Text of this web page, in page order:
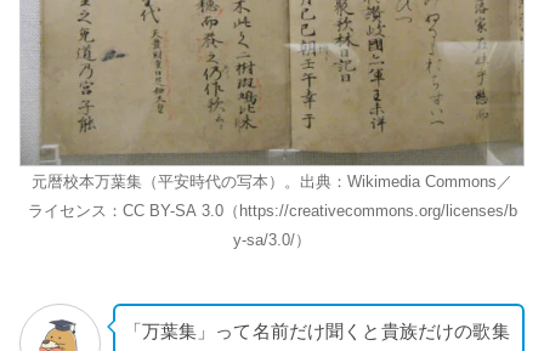
元暦校本万葉集（平安時代の写本）。出典：Wikimedia Commons／
ライセンス：CC BY-SA 3.0（https://creativecommons.org/licenses/b
y-sa/3.0/）
「万葉集」って名前だけ聞くと貴族だけの歌集